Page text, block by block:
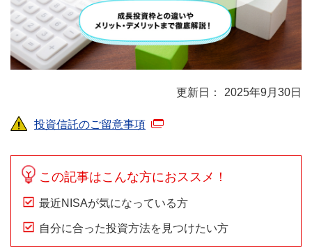
2025年9月30日
投資信託のご留意事項
この記事はこんな方におススメ！
最近NISAが気になっている方
自分に合った投資方法を見つけたい方